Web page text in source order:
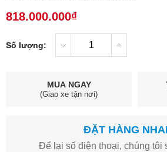
818.000.000₫
Số lượng:
MUA NGAY
(Giao xe tận nơi)
ĐẶT HÀNG
Để lại số điện thoại, chúng tôi